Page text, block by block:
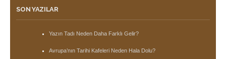
SON YAZILAR
Yazın Tadı Neden Daha Farklı Gelir?
Avrupa’nın Tarihi Kafeleri Neden Hala Dolu?